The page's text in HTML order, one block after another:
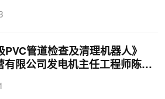
PVC管道检查及清理机器人》
限公司发电机主任工程师陈俊